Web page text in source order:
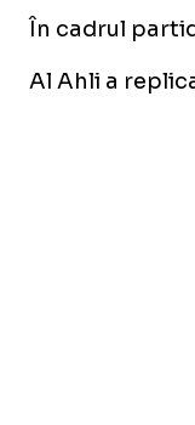
În cadrul
Al Ahli a